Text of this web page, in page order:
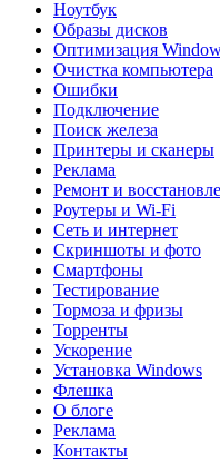
Ноутбук
Образы дисков
Оптимизация
Очистка компьютера
Ошибки
Подключение
Поиск железа
Принтеры и сканеры
Реклама
Ремонт и
Роутеры и Wi-Fi
Сеть и интернет
Скриншоты и фото
Смартфоны
Тестирование
Тормоза и фризы
Торренты
Ускорение
Установка Windows
Флешка
О блоге
Реклама
Контакты